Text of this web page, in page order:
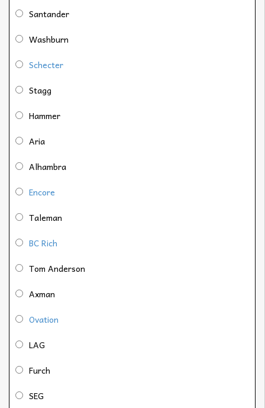
Santander
Washburn
Schecter
Stagg
Hammer
Aria
Alhambra
Encore
Taleman
BC Rich
Tom Anderson
Axman
Ovation
LAG
Furch
SEG